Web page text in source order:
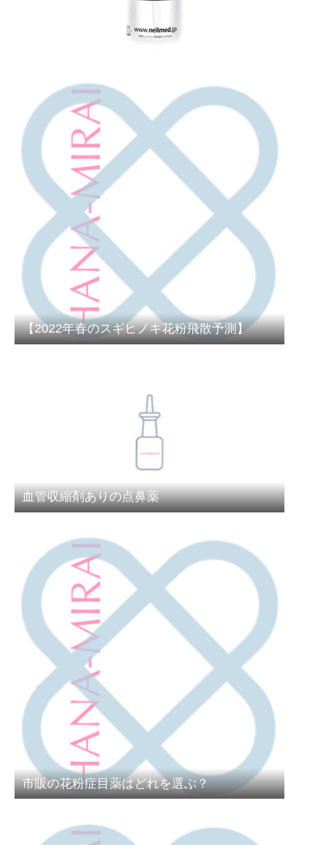
【2022年春のスギヒノキ花粉飛散予測】
血管収縮剤ありの点鼻薬
市販の花粉症目薬はどれを選ぶ？